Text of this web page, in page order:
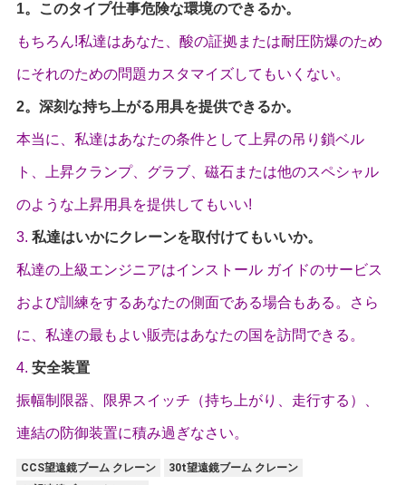
1。このタイプ仕事危険な環境のできるか。
もちろん!私達はあなた、酸の証拠または耐圧防爆のため
にそれのための問題カスタマイズしてもいくない。
2。深刻な持ち上がる用具を提供できるか。
本当に、私達はあなたの条件として上昇の吊り鎖ベル
ト、上昇クランプ、グラブ、磁石または他のスペシャル
のような上昇用具を提供してもいい!
3. 私達はいかにクレーンを取付けてもいいか。
私達の上級エンジニアはインストール ガイドのサービス
および訓練をするあなたの側面である場合もある。さら
に、私達の最もよい販売はあなたの国を訪問できる。
4. 安全装置
振幅制限器、限界スイッチ（持ち上がり、走行する）、
連結の防御装置に積み過ぎなさい。
CCS望遠鏡ブーム クレーン
30t望遠鏡ブーム クレーン